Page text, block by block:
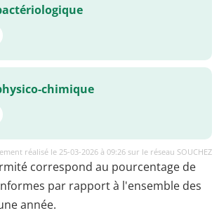
chimique
réalisé le 25-03-2026 à 09:26 sur le réseau SOUCHEZ
correspond au pourcentage de
par rapport à l'ensemble des
année.